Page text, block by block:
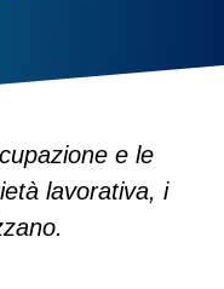
e le
lavorativa, i